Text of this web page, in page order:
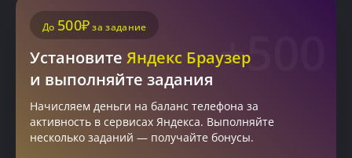
+500
До 500₽за задание
Установите Яндекс Браузер
и выполняйте задания
Начисляем деньги на баланс телефона за
активность в сервисах Яндекса. Выполняйте
несколько заданий — получайте бонусы.